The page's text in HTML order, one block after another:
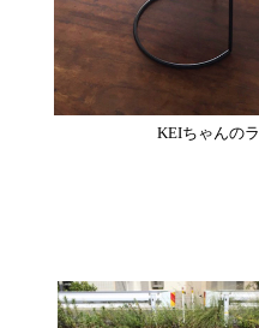
KEIちゃんの